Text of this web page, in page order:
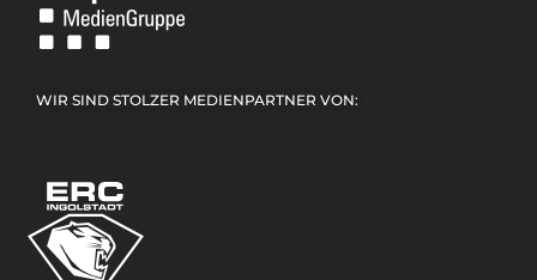
WIR SIND STOLZER MEDIENPARTNER VON: